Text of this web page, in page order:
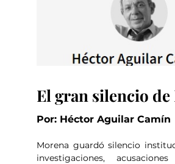
El gran silencio
Por: Héctor Aguilar Camín
Morena guardó silencio
investigaciones,